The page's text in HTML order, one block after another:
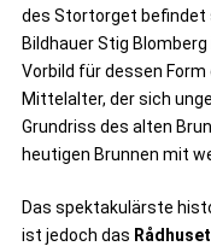
des Stortorget befindet
Bildhauer Stig
Vorbild für dessen
Mittelalter, der sich
Grundriss des alten
heutigen Brunnen mit
Das spektakulärste
ist jedoch das Rådhuset